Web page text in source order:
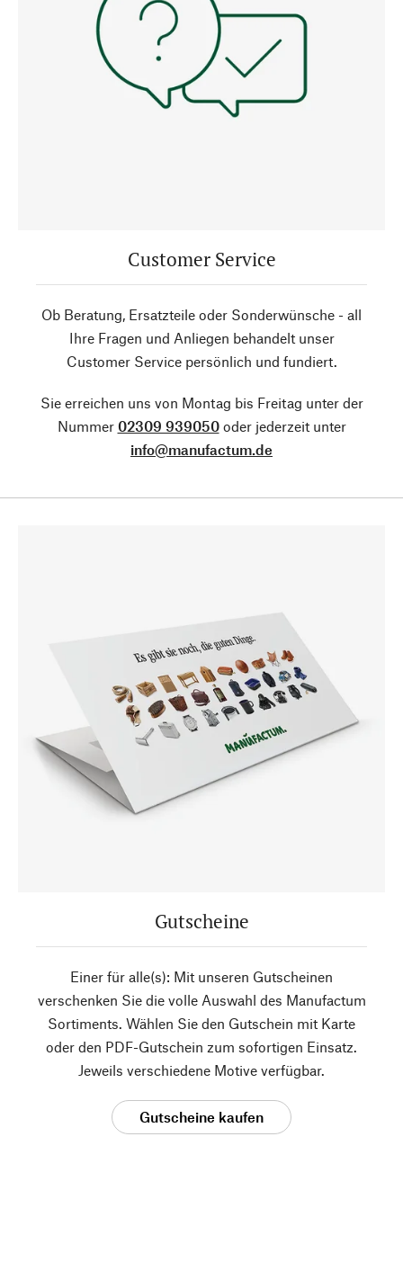
Customer Service
Ob Beratung, Ersatzteile oder Sonderwünsche - all
Ihre Fragen und Anliegen behandelt unser
Customer Service persönlich und fundiert.
Sie erreichen uns von Montag bis Freitag unter der
Nummer 02309 939050oder jederzeit unter
info@manufactum.de
Gutscheine
Einer für alle(s): Mit unseren Gutscheinen
verschenken Sie die volle Auswahl des Manufactum
Sortiments. Wählen Sie den Gutschein mit Karte
oder den PDF-Gutschein zum sofortigen Einsatz.
Jeweils verschiedene Motive verfügbar.
Gutscheine kaufen